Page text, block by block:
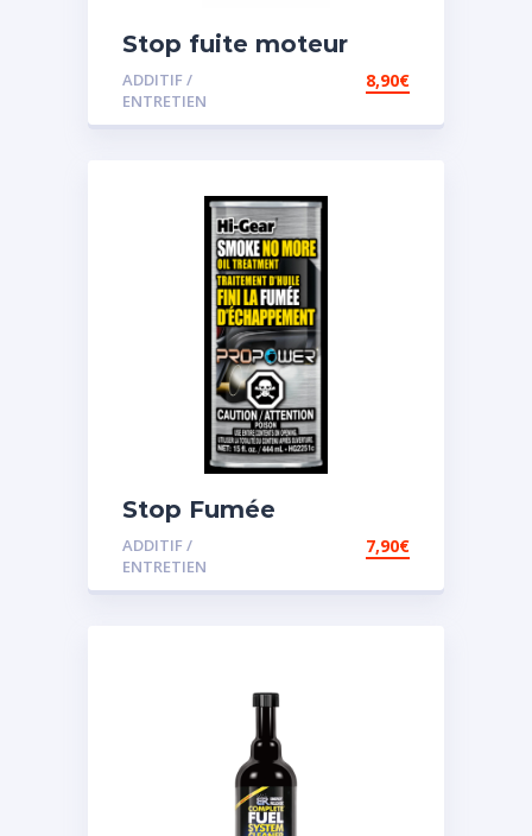
Stop fuite moteur
ADDITIF /
ENTRETIEN
8,90€
Stop Fumée
ADDITIF /
ENTRETIEN
7,90€